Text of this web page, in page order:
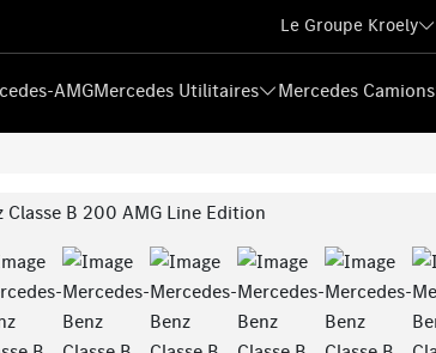
Le Groupe Kroely
AMGMercedes Utilitaires Mercedes Camions